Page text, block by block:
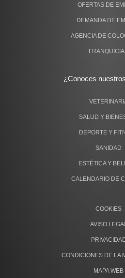
OFERTAS DE
DEMANDA DE
AGENCIA DE
¿Conoces
SALUD Y
DEPORTE Y
SANIDAD
ESTÉTICA Y
CALENDARIO DE
COOKIES
AVISO
CONDICIONES DE LA
MAPA WEB